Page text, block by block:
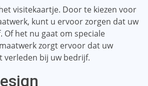
visitekaartje. Door te kiezen voor
kunt u ervoor zorgen dat uw
het nu gaat om speciale
zorgt ervoor dat uw
verleden bij uw bedrijf.